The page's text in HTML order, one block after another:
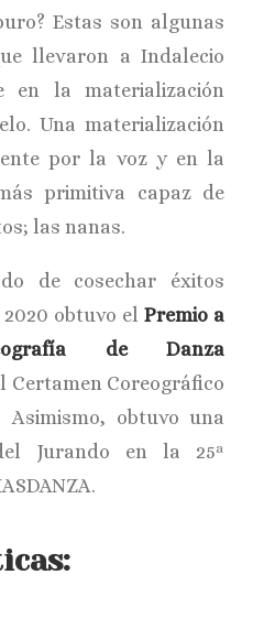
Estas son algunas
llevaron a Indalecio
en la materialización
Una materialización
por la voz y en la
primitiva capaz de
las nanas.
de cosechar éxitos
obtuvo el Premio a
de Danza
Certamen Coreográfico
obtuvo una
Jurando en la 25ª